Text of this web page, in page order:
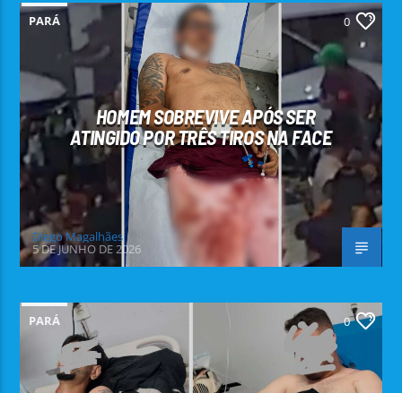
PARÁ 0
HOMEM SOBREVIVE APÓS SER
ATINGIDO POR TRÊS TIROS NA FACE
Diego Magalhães
5 DE JUNHO DE 2026
PARÁ 0